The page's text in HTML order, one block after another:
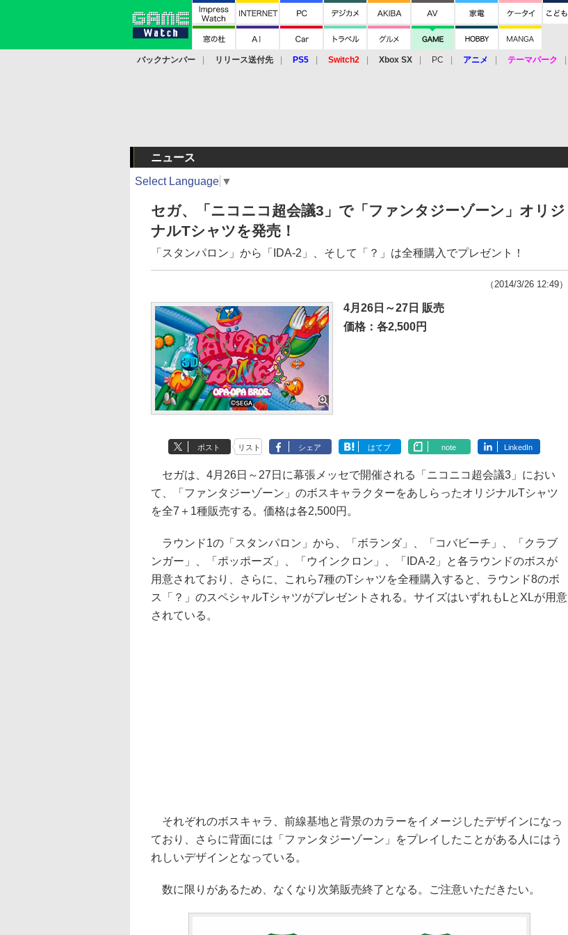
バックナンバー リリース送付先 PS5 Switch2 Xbox SX PC アニメ テーマパーク
ニュース
Select Language ▼
セガ、「ニコニコ超会議3」で「ファンタジーゾーン」オリジ
ナルTシャツを発売！
「スタンパロン」から「IDA-2」、そして「？」は全種購入でプレゼント！
（2014/3/26 12:49）
4月26日～27日 販売
価格：各2,500円
ポスト リスト シェア はてブ note LinkedIn
セガは、4月26日～27日に幕張メッセで開催される「ニコニコ超会議3」におい
て、「ファンタジーゾーン」のボスキャラクターをあしらったオリジナルTシャツ
を全7＋1種販売する。価格は各2,500円。
ラウンド1の「スタンパロン」から、「ボランダ」、「コバビーチ」、「クラブ
ンガー」、「ポッポーズ」、「ウインクロン」、「IDA-2」と各ラウンドのボスが
用意されており、さらに、これら7種のTシャツを全種購入すると、ラウンド8のボ
ス「？」のスペシャルTシャツがプレゼントされる。サイズはいずれもLとXLが用意
されている。
それぞれのボスキャラ、前線基地と背景のカラーをイメージしたデザインになっ
ており、さらに背面には「ファンタジーゾーン」をプレイしたことがある人にはう
れしいデザインとなっている。
数に限りがあるため、なくなり次第販売終了となる。ご注意いただきたい。